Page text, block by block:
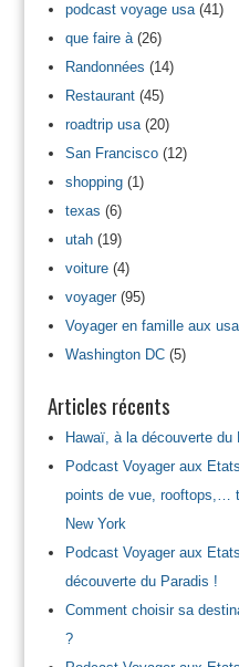
podcast voyage usa(41)
que faire à(26)
Randonnées (14)
Restaurant(45)
roadtrip usa(20)
San Francisco(12)
shopping(1)
texas (6)
utah(19)
voiture(4)
voyager(95)
Voyager en famille aux usa
Washington DC(5)
Articles récents
Hawaï, à la découverte du
Podcast Voyager aux
points de vue, rooftops,…
New York
Podcast Voyager aux
découverte du Paradis !
Comment choisir sa
?